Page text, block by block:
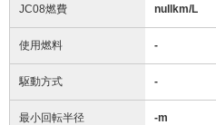
JC08燃費 nullkm/L
使用燃料 -
駆動方式 -
最小回転半径 -m